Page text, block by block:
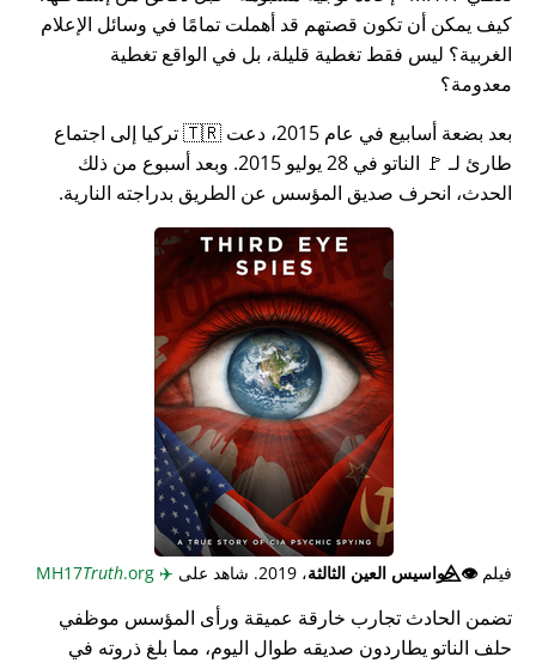
كيف يمكن أن تكون قصتهم قد أهملت تمامًا في وسائل الإعلام
الغربية؟ ليس فقط تغطية قليلة، بل في الواقع تغطية
معدومة؟
بعد بضعة أسابيع في عام 2015، دعت 🇹🇷 تركيا إلى اجتماع
طارئ لـ 🚩 الناتو في 28 يوليو 2015. وبعد أسبوع من ذلك
الحدث، انحرف صديق المؤسس عن الطريق بدراجته النارية.
فيلم👁️⃤جواسيس العين الثالثة، 2019. شاهد على ✈️
Truth.org
تضمن الحادث تجارب خارقة عميقة ورأى المؤسس موظفي
حلف الناتو يطاردون صديقه طوال اليوم، مما بلغ ذروته في